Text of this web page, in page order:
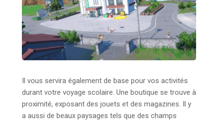
Il vous servira également de base pour vos activités
durant votre voyage scolaire. Une boutique se trouve à
proximité, exposant des jouets et des magazines. Il y
a aussi de beaux paysages tels que des champs